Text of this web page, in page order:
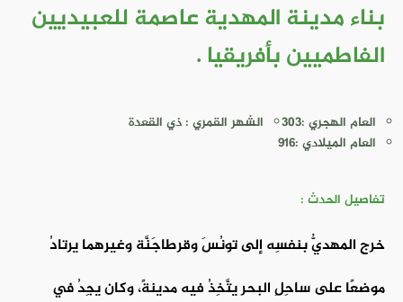
بناء مدينة المهدية عاصمة للعبيديين
الفاطميين بأفريقيا .
العام الهجري :303
الشهر القمري : ذي القعدة
العام الميلادي :916
تفاصيل الحدث :
خرج المهديُّ بنفسِه إلى تونُسَ وقرطاجَنَّة وغيرِهما يرتادُ
موضعًا على ساحِلِ البحر يتَّخِذُ فيه مدينةً، وكان يجِدُ في